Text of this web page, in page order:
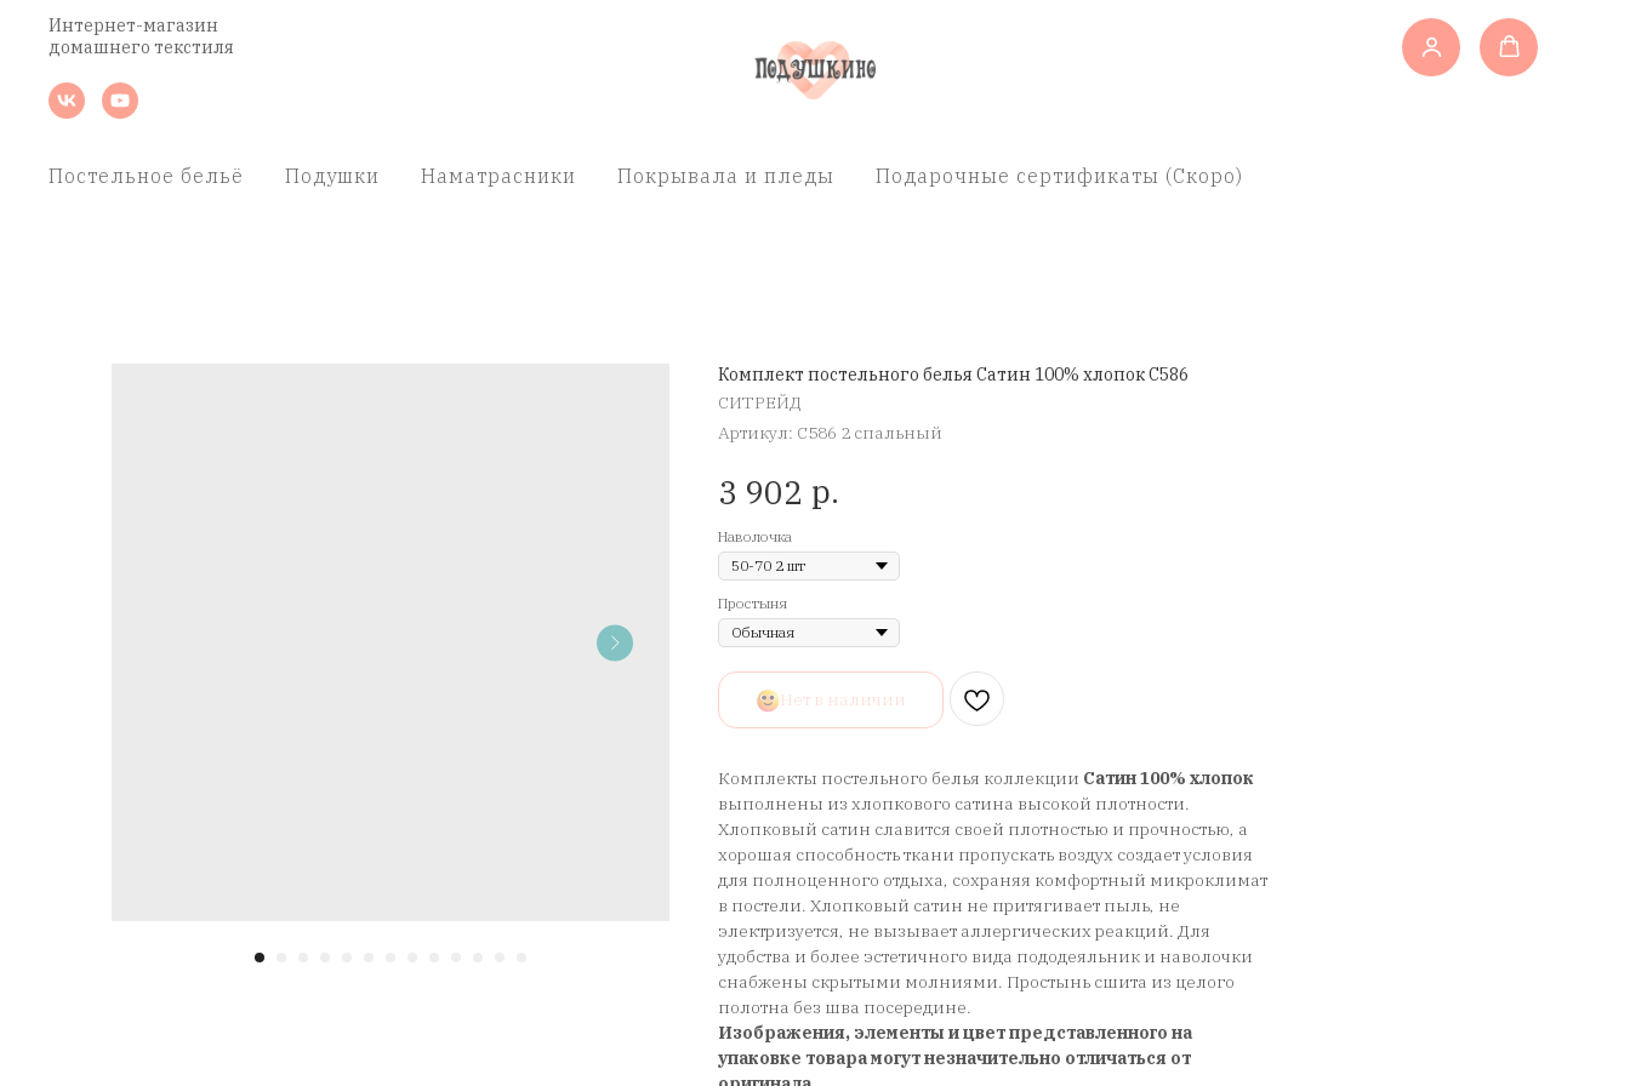
Интернет-магазин
домашнего текстиля
Постельное бельё Подушки Наматрасники Покрывала и пледы Подарочные сертификаты (Скоро)
Комплект постельного белья Сатин 100% хлопок C586
СИТРЕЙД
Артикул: C586 2 спальный
3 902 р.
Наволочка
Простыня
Нет в наличии
Комплекты постельного белья коллекции Сатин 100% хлопок
выполнены из хлопкового сатина высокой плотности.
Хлопковый сатин славится своей плотностью и прочностью, а
хорошая способность ткани пропускать воздух создает условия
для полноценного отдыха, сохраняя комфортный микроклимат
в постели. Хлопковый сатин не притягивает пыль, не
электризуется, не вызывает аллергических реакций. Для
удобства и более эстетичного вида пододеяльник и наволочки
снабжены скрытыми молниями. Простынь сшита из целого
полотна без шва посередине.
Изображения, элементы и цвет представленного на
упаковке товара могут незначительно отличаться от